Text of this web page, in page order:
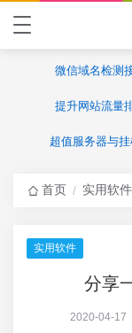
微信域名检测
提升网站流量
超值服务器与
首页 / 实用软件
实用软件
分享
2020-04-17